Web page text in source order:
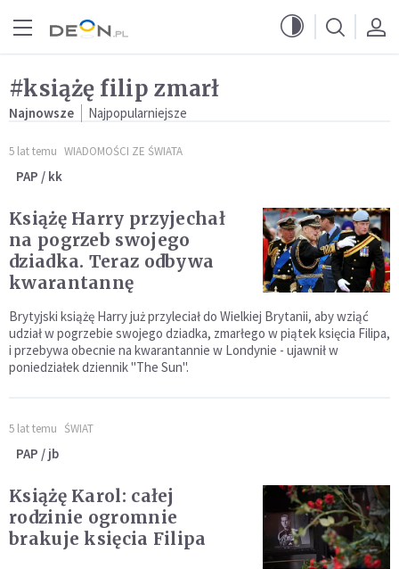
#książę filip zmarł
Najnowsze Najpopularniejsze
5 lat temu WIADOMOŚCI ZE ŚWIATA
PAP / kk
Książę Harry przyjechał
na pogrzeb swojego
dziadka. Teraz odbywa
kwarantannę
Brytyjski książę Harry już przyleciał do Wielkiej Brytanii, aby wziąć
udział w pogrzebie swojego dziadka, zmarłego w piątek księcia Filipa,
i przebywa obecnie na kwarantannie w Londynie - ujawnił w
poniedziałek dziennik "The Sun".
5 lat temu ŚWIAT
PAP / jb
Książę Karol: całej
rodzinie ogromnie
brakuje księcia Filipa